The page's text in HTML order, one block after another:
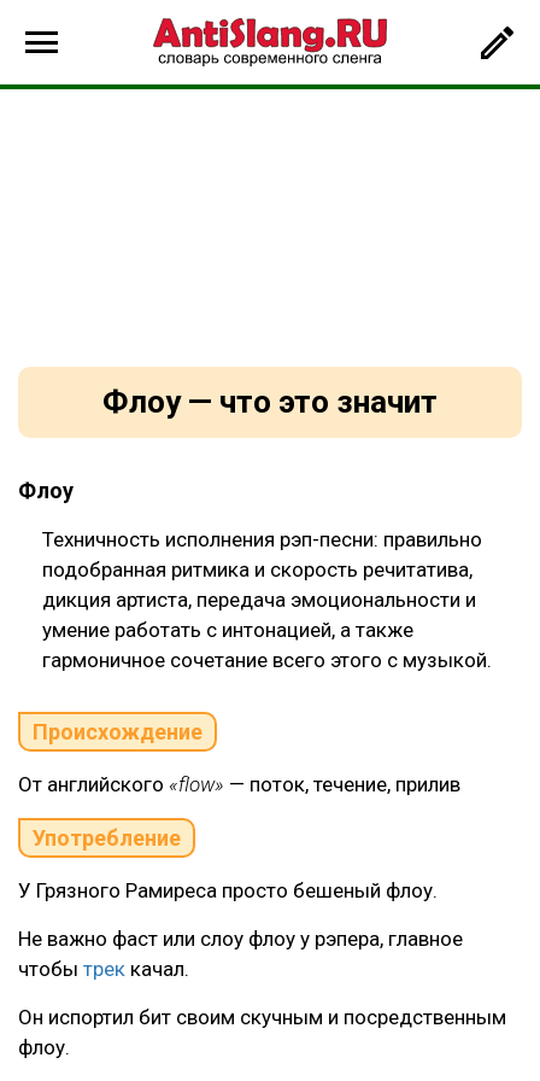
Флоу — что это значит
Флоу
Техничность исполнения рэп-песни: правильно
подобранная ритмика и скорость речитатива,
дикция артиста, передача эмоциональности и
умение работать с интонацией, а также
гармоничное сочетание всего этого с музыкой.
Происхождение
От английского «flow» — поток, течение, прилив
Употребление
У Грязного Рамиреса просто бешеный флоу.
Не важно фаст или слоу флоу у рэпера, главное
чтобы трек качал.
Он испортил бит своим скучным и посредственным
флоу.